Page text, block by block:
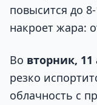
повысится до
накроет жара:
Во вторник, 11
резко
облачность с